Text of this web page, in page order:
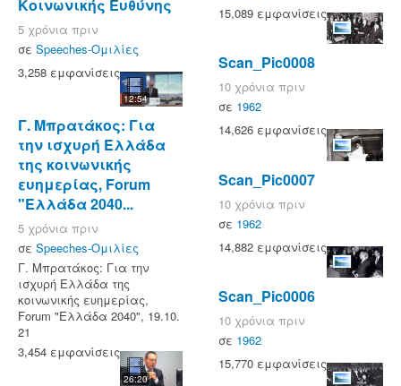
Κοινωνικής Ευθύνης
5 χρόνια πριν
σε Speeches-Ομιλίες
3,258 εμφανίσεις
12:54
Γ. Μπρατάκος: Για
την ισχυρή Ελλάδα
της κοινωνικής
ευημερίας, Forum
"Ελλάδα 2040...
5 χρόνια πριν
σε Speeches-Ομιλίες
Γ. Μπρατάκος: Για την
ισχυρή Ελλάδα της
κοινωνικής ευημερίας,
Forum "Ελλάδα 2040", 19.10.
21
3,454 εμφανίσεις
26:20
15,089 εμφανίσεις
Scan_Pic0008
10 χρόνια πριν
σε 1962
14,626 εμφανίσεις
Scan_Pic0007
10 χρόνια πριν
σε 1962
14,882 εμφανίσεις
Scan_Pic0006
10 χρόνια πριν
σε 1962
15,770 εμφανίσεις